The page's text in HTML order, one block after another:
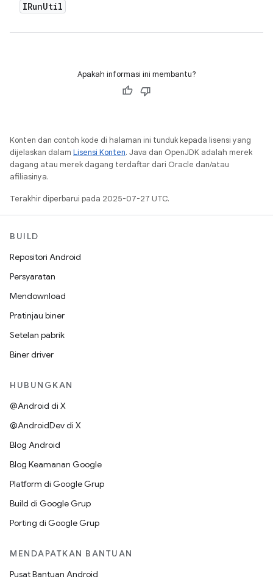
IRunUtil
Apakah informasi ini membantu?
Konten dan contoh kode di halaman ini tunduk kepada lisensi yang
dijelaskan dalam Lisensi Konten. Java dan OpenJDK adalah merek
dagang atau merek dagang terdaftar dari Oracle dan/atau
afiliasinya.
Terakhir diperbarui pada 2025-07-27 UTC.
BUILD
Repositori Android
Persyaratan
Mendownload
Pratinjau biner
Setelan pabrik
Biner driver
HUBUNGKAN
@Android di X
@AndroidDev di X
Blog Android
Blog Keamanan Google
Platform di Google Grup
Build di Google Grup
Porting di Google Grup
MENDAPATKAN BANTUAN
Pusat Bantuan Android